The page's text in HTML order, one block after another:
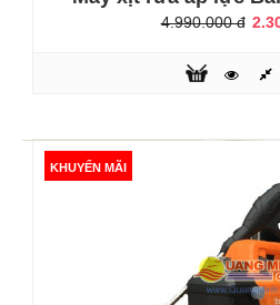
đất sau khi thu hoạch rau màu.
có thể xới đất sâu từ 70 –
được thời gian và công sức
công. Sau mỗi vụ thu hoạch rau
xới đất chuẩn bị cho vụ mùa
4.990.000 đ
KHUYẾN MÃI